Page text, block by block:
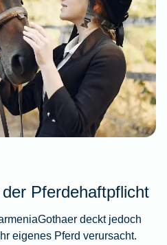
Pferdehaftpflicht
deckt jedoch
eigenes Pferd verursacht.